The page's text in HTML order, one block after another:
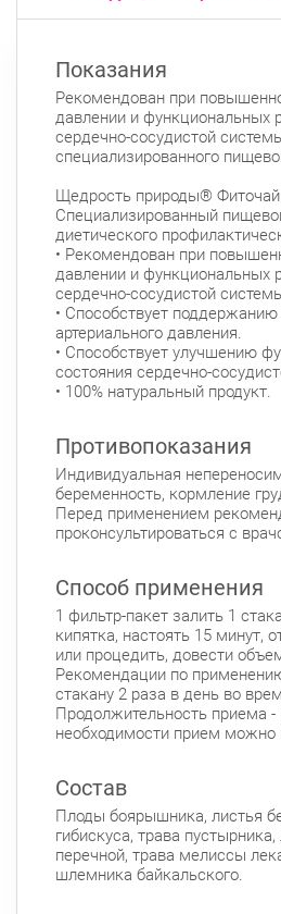
Невский район
Круглосуточно
Проспект Большевиков
ул. Дыбенко ул., д. 8, к. 3
Улица Дыбенко
Подвойского 6/5
Проспект Большевиков
Петроградский район
Чкаловский пр., д. 60
Петроградская
Чкаловская
Б. Монетная ул., д. 10
Горьковская
Приморский район
Туристская ул., д.28 к.1
Беговая
Савушкина ул., д.143
пр. Королёва, д. 61
Комендантский пр.
Комендантский пр., д.
Комендантский пр.
Комендантский пр. 67
Комендантский пр.
2) Круглосуточно
Пионерская
Богатырский пр., д. 28
Пионерская
Показания
Рекомендован при
давлении и функциональных
сердечно-сосудистой
специализированного
Щедрость природы® Фиточай
Специализированный
диетического
• Рекомендован при
давлении и функциональных
сердечно-сосудистой
• Способствует
артериального давления.
• Способствует улучшению
состояния сердечно-
• 100% натуральный продукт.
Противопоказания
Индивидуальная
беременность, кормление
Перед применением
проконсультироваться с
Способ применения
1 фильтр-пакет залить 1
кипятка, настоять 15 минут,
или процедить, довести
Рекомендации по
стакану 2 раза в день во
Продолжительность приема
необходимости прием можно
Состав
Плоды боярышника, листья
гибискуса, трава
перечной, трава мелиссы
шлемника байкальского.